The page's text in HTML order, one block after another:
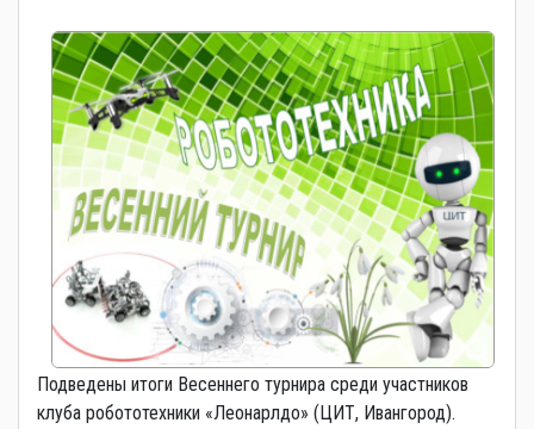
Подведены итоги Весеннего турнира среди участников
клуба робототехники «Леонарлдо» (ЦИТ, Ивангород).